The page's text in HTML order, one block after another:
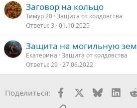
Заговор на кольцо
Тимур 20 Защита от колдовства
Ответы 3 01.10.2025
Защита на могильную
Екатерина Защита от колдовства
Ответы 29 27.06.2022
Поделиться: Facebook Bluesky